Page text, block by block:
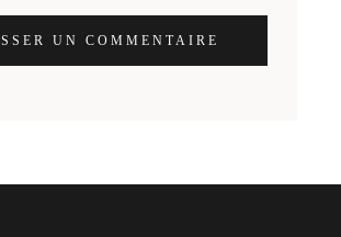
UN COMMENTAIRE